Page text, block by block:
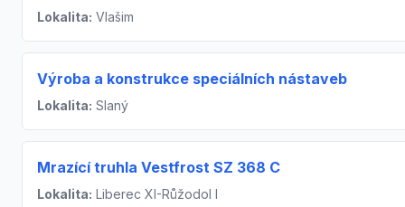
Lokalita: Vlašim
Výroba a konstrukce speciálních nástaveb
Lokalita: Slaný
Mrazící truhla Vestfrost SZ 368 C
Lokalita: Liberec XI-Růžodol I